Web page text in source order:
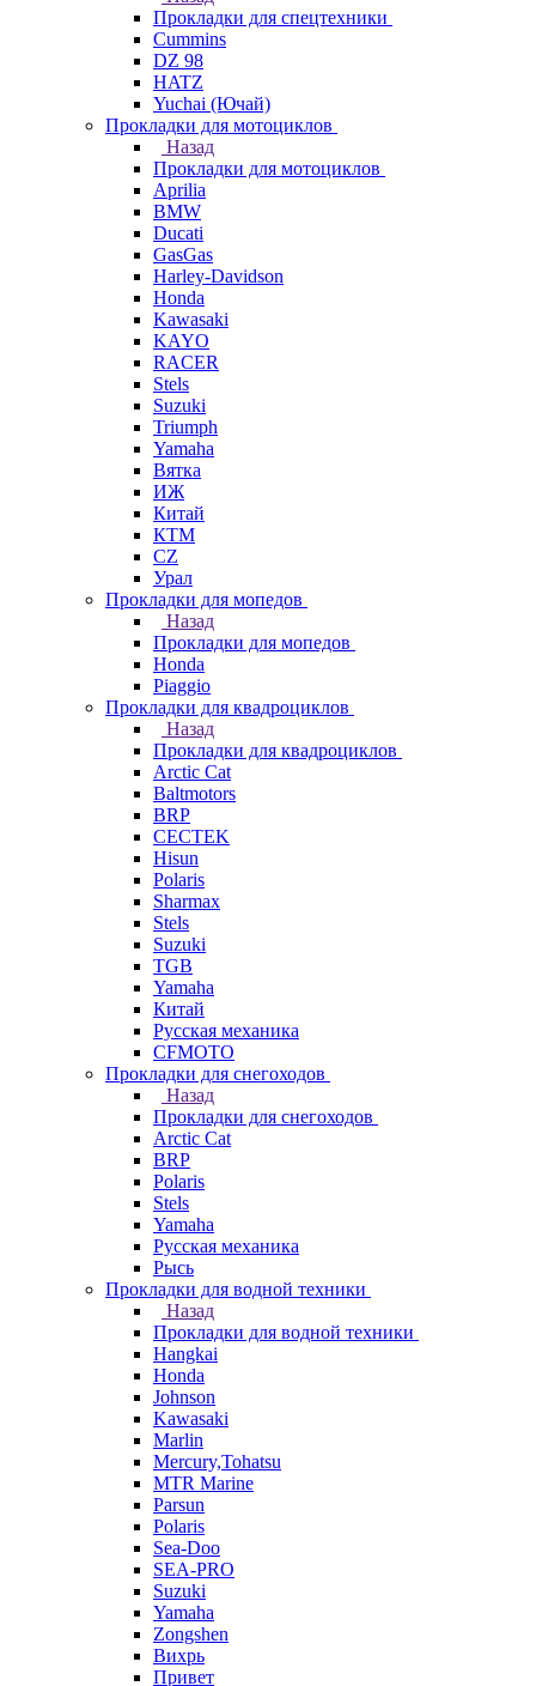
Прокладки для спецтехники
Cummins
DZ 98
HATZ
Yuchai (Ючай)
Прокладки для мотоциклов
Назад
Прокладки для мотоциклов
Aprilia
BMW
Ducati
GasGas
Harley-Davidson
Honda
Kawasaki
KAYO
RACER
Stels
Suzuki
Triumph
Yamaha
Вятка
ИЖ
Китай
КТМ
СZ
Урал
Прокладки для мопедов
Назад
Прокладки для мопедов
Honda
Piaggio
Прокладки для квадроциклов
Назад
Прокладки для квадроциклов
Arctic Cat
Baltmotors
BRP
CECTEK
Hisun
Polaris
Sharmax
Stels
Suzuki
TGB
Yamaha
Китай
Русская механика
СFMOTO
Прокладки для снегоходов
Назад
Прокладки для снегоходов
Arctic Cat
BRP
Polaris
Stels
Yamaha
Русская механика
Рысь
Прокладки для водной техники
Назад
Прокладки для водной техники
Hangkai
Honda
Johnson
Kawasaki
Marlin
Mercury,Tohatsu
MTR Marine
Parsun
Polaris
Sea-Doo
SEA-PRO
Suzuki
Yamaha
Zongshen
Вихрь
Привет